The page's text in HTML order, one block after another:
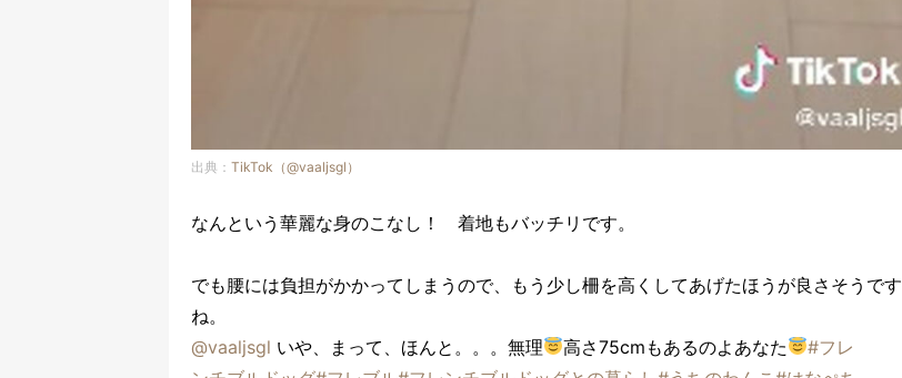
出典： TikTok（@vaaljsgl）
なんという華麗な身のこなし！ 着地もバッチリです。
でも腰には負担がかかってしまうので、もう少し柵を高くしてあげたほうが良さそうです
ね。
@vaaljsgl いや、まって、ほんと。。。無理 高さ75cmもあるのよあなた
#フレ